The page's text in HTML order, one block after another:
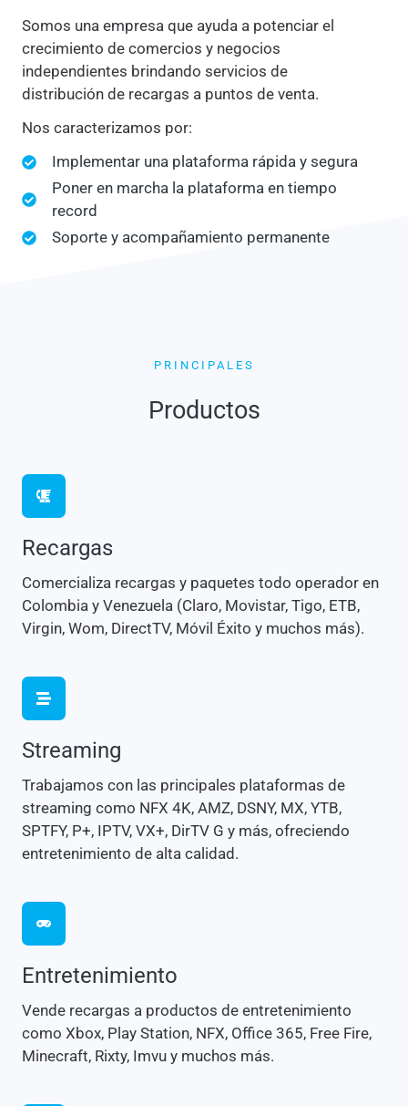
Somos una empresa que ayuda a potenciar el
crecimiento de comercios y negocios
independientes brindando servicios de
distribución de recargas a puntos de venta.
Nos caracterizamos por:
Implementar una plataforma rápida y segura
Poner en marcha la plataforma en tiempo
record
Soporte y acompañamiento permanente
PRINCIPALES
Productos
Recargas
Comercializa recargas y paquetes todo operador en
Colombia y Venezuela (Claro, Movistar, Tigo, ETB,
Virgin, Wom, DirectTV, Móvil Éxito y muchos más).
Streaming
Trabajamos con las principales plataformas de
streaming como NFX 4K, AMZ, DSNY, MX, YTB,
SPTFY, P+, IPTV, VX+, DirTV G y más, ofreciendo
entretenimiento de alta calidad.
Entretenimiento
Vende recargas a productos de entretenimiento
como Xbox, Play Station, NFX, Office 365, Free Fire,
Minecraft, Rixty, Imvu y muchos más.